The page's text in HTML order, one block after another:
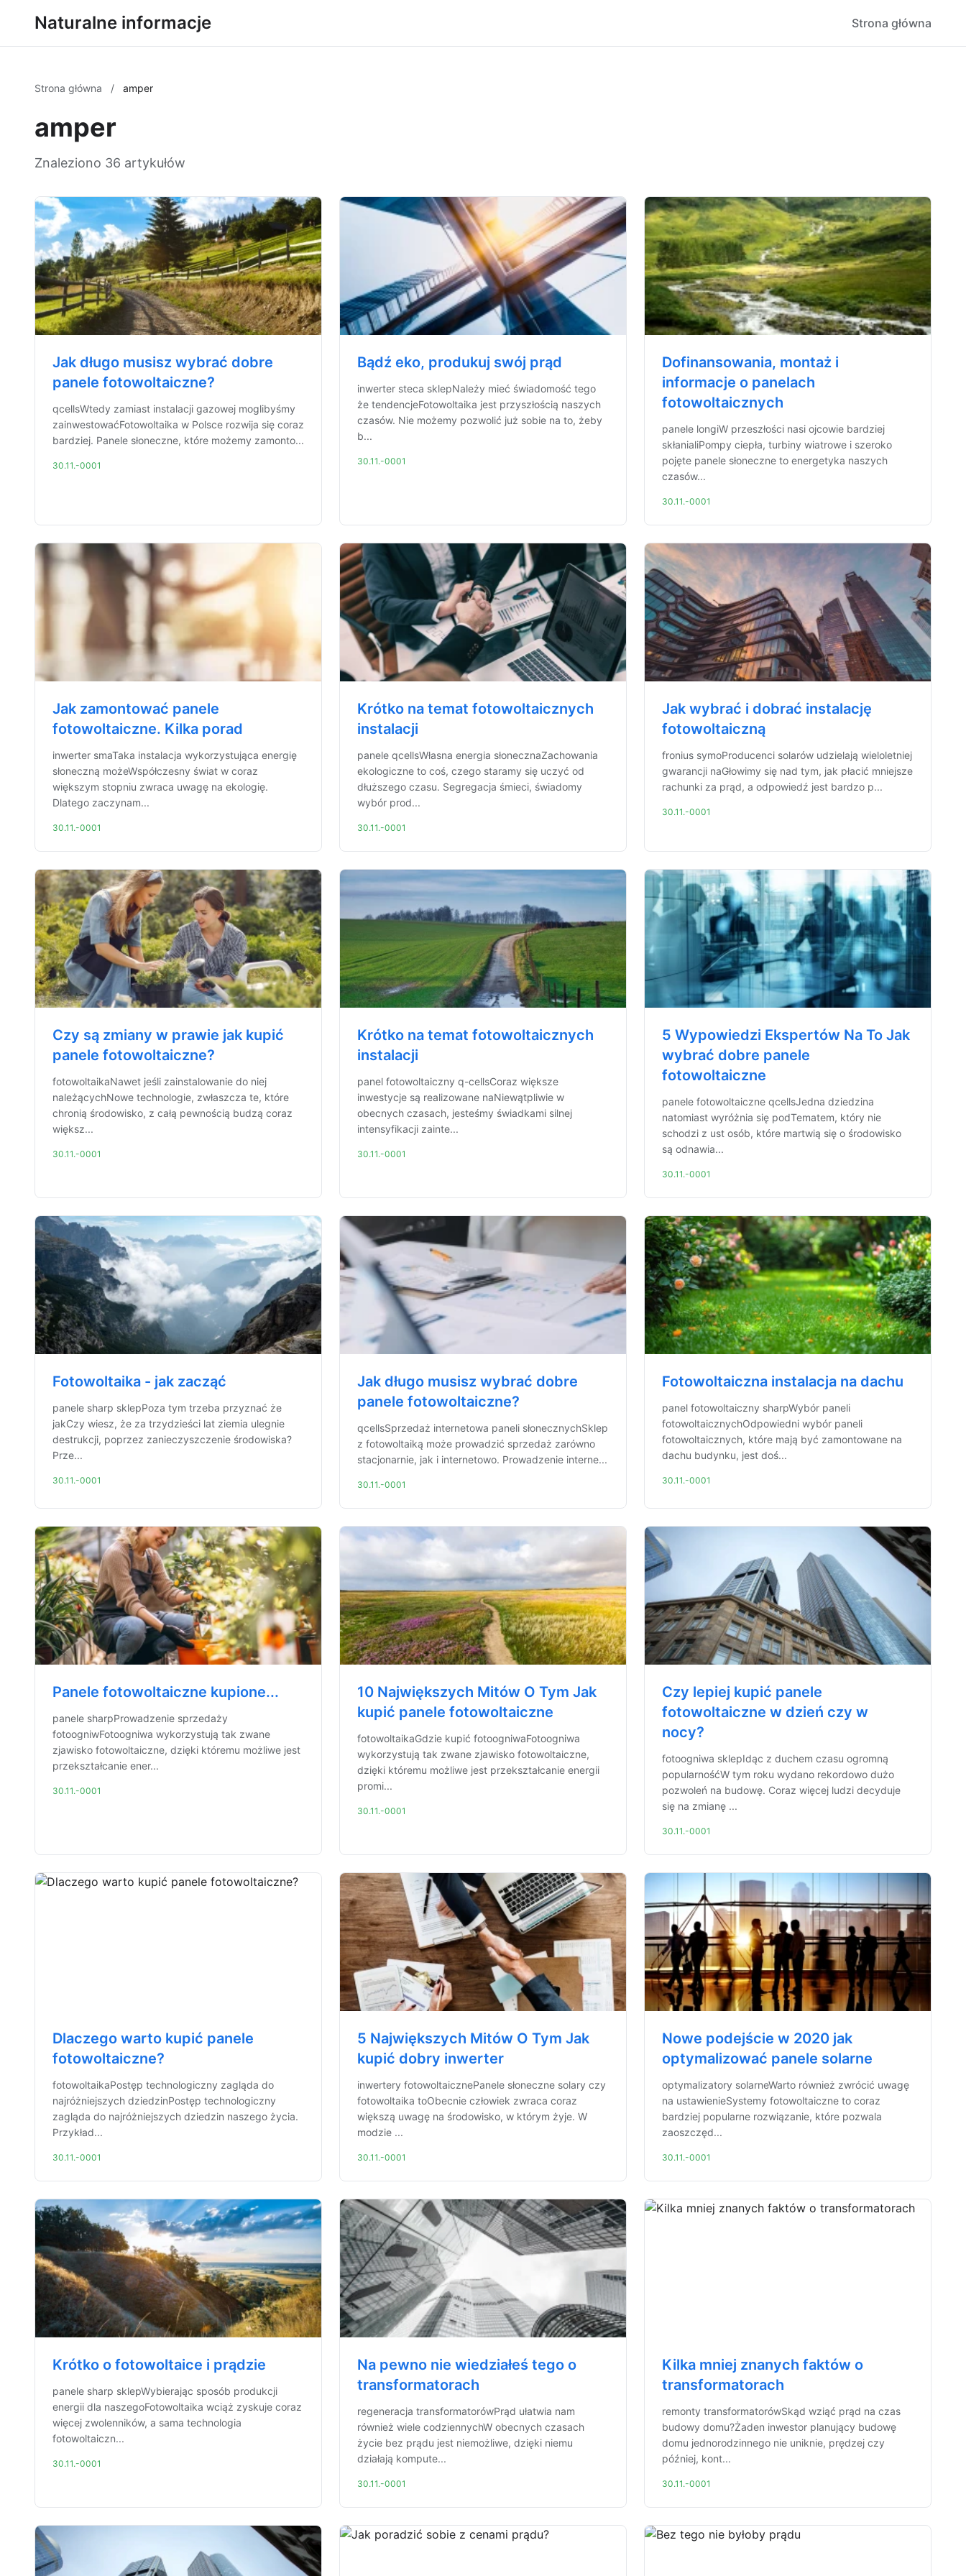
Naturalne informacje Strona główna
Strona główna / amper
amper
Znaleziono 36 artykułów
Jak długo musisz wybrać dobre
panele fotowoltaiczne?
qcellsWtedy zamiast instalacji gazowej moglibyśmy
zainwestowaćFotowoltaika w Polsce rozwija się coraz
bardziej. Panele słoneczne, które możemy zamonto...
30.11.-0001
Bądź eko, produkuj swój prąd
inwerter steca sklepNależy mieć świadomość tego
że tendencjeFotowoltaika jest przyszłością naszych
czasów. Nie możemy pozwolić już sobie na to, żeby
b...
30.11.-0001
Dofinansowania, montaż i
informacje o panelach
fotowoltaicznych
panele longiW przeszłości nasi ojcowie bardziej
skłanialiPompy ciepła, turbiny wiatrowe i szeroko
pojęte panele słoneczne to energetyka naszych
czasów...
30.11.-0001
Jak zamontować panele
fotowoltaiczne. Kilka porad
inwerter smaTaka instalacja wykorzystująca energię
słoneczną możeWspółczesny świat w coraz
większym stopniu zwraca uwagę na ekologię.
Dlatego zaczynam...
30.11.-0001
Krótko na temat fotowoltaicznych
instalacji
panele qcellsWłasna energia słonecznaZachowania
ekologiczne to coś, czego staramy się uczyć od
dłuższego czasu. Segregacja śmieci, świadomy
wybór prod...
30.11.-0001
Jak wybrać i dobrać instalację
fotowoltaiczną
fronius symoProducenci solarów udzielają wieloletniej
gwarancji naGłowimy się nad tym, jak płacić mniejsze
rachunki za prąd, a odpowiedź jest bardzo p...
30.11.-0001
Czy są zmiany w prawie jak kupić
panele fotowoltaiczne?
fotowoltaikaNawet jeśli zainstalowanie do niej
należącychNowe technologie, zwłaszcza te, które
chronią środowisko, z całą pewnością budzą coraz
większ...
30.11.-0001
Krótko na temat fotowoltaicznych
instalacji
panel fotowoltaiczny q-cellsCoraz większe
inwestycje są realizowane naNiewątpliwie w
obecnych czasach, jesteśmy świadkami silnej
intensyfikacji zainte...
30.11.-0001
5 Wypowiedzi Ekspertów Na To Jak
wybrać dobre panele
fotowoltaiczne
panele fotowoltaiczne qcellsJedna dziedzina
natomiast wyróżnia się podTematem, który nie
schodzi z ust osób, które martwią się o środowisko
są odnawia...
30.11.-0001
Fotowoltaika - jak zacząć
panele sharp sklepPoza tym trzeba przyznać że
jakCzy wiesz, że za trzydzieści lat ziemia ulegnie
destrukcji, poprzez zanieczyszczenie środowiska?
Prze...
30.11.-0001
Jak długo musisz wybrać dobre
panele fotowoltaiczne?
qcellsSprzedaż internetowa paneli słonecznychSklep
z fotowoltaiką może prowadzić sprzedaż zarówno
stacjonarnie, jak i internetowo. Prowadzenie interne...
30.11.-0001
Fotowoltaiczna instalacja na dachu
panel fotowoltaiczny sharpWybór paneli
fotowoltaicznychOdpowiedni wybór paneli
fotowoltaicznych, które mają być zamontowane na
dachu budynku, jest doś...
30.11.-0001
Panele fotowoltaiczne kupione...
panele sharpProwadzenie sprzedaży
fotoogniwFotoogniwa wykorzystują tak zwane
zjawisko fotowoltaiczne, dzięki któremu możliwe jest
przekształcanie ener...
30.11.-0001
10 Największych Mitów O Tym Jak
kupić panele fotowoltaiczne
fotowoltaikaGdzie kupić fotoogniwaFotoogniwa
wykorzystują tak zwane zjawisko fotowoltaiczne,
dzięki któremu możliwe jest przekształcanie energii
promi...
30.11.-0001
Czy lepiej kupić panele
fotowoltaiczne w dzień czy w
nocy?
fotoogniwa sklepIdąc z duchem czasu ogromną
popularnośćW tym roku wydano rekordowo dużo
pozwoleń na budowę. Coraz więcej ludzi decyduje
się na zmianę ...
30.11.-0001
Dlaczego warto kupić panele
fotowoltaiczne?
fotowoltaikaPostęp technologiczny zagląda do
najróżniejszych dziedzinPostęp technologiczny
zagląda do najróżniejszych dziedzin naszego życia.
Przykład...
30.11.-0001
5 Największych Mitów O Tym Jak
kupić dobry inwerter
inwertery fotowoltaicznePanele słoneczne solary czy
fotowoltaika toObecnie człowiek zwraca coraz
większą uwagę na środowisko, w którym żyje. W
modzie ...
30.11.-0001
Nowe podejście w 2020 jak
optymalizować panele solarne
optymalizatory solarneWarto również zwrócić uwagę
na ustawienieSystemy fotowoltaiczne to coraz
bardziej popularne rozwiązanie, które pozwala
zaoszczęd...
30.11.-0001
Krótko o fotowoltaice i prądzie
panele sharp sklepWybierając sposób produkcji
energii dla naszegoFotowoltaika wciąż zyskuje coraz
więcej zwolenników, a sama technologia
fotowoltaiczn...
30.11.-0001
Na pewno nie wiedziałeś tego o
transformatorach
regeneracja transformatorówPrąd ułatwia nam
również wiele codziennychW obecnych czasach
życie bez prądu jest niemożliwe, dzięki niemu
działają kompute...
30.11.-0001
Kilka mniej znanych faktów o
transformatorach
remonty transformatorówSkąd wziąć prąd na czas
budowy domu?Żaden inwestor planujący budowę
domu jednorodzinnego nie uniknie, prędzej czy
później, kont...
30.11.-0001